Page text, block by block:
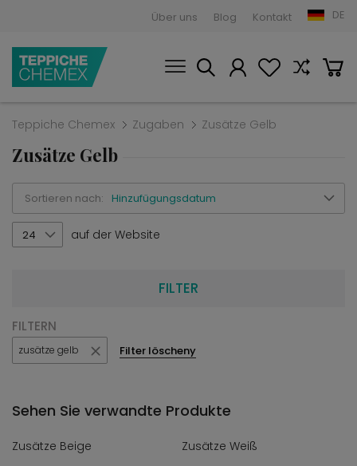
Über uns Blog Kontakt DE
Teppiche Chemex Zugaben Zusätze Gelb
Zusätze Gelb
Sortieren nach: Hinzufügungsdatum
24 auf der Website
FILTER
FILTERN
zusätze gelb Filter löscheny
Sehen Sie verwandte Produkte
Zusätze Beige
Zusätze Weiß